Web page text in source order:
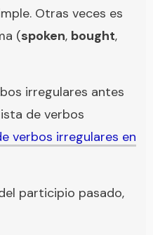
Otras veces es
(spoken, bought,
irregulares antes
de verbos
verbos irregulares en
participio pasado,